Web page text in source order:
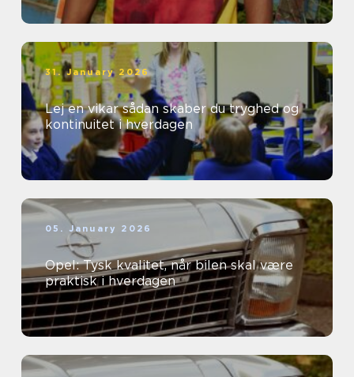
31. January 2026
Lej en vikar sådan skaber du tryghed og
kontinuitet i hverdagen
05. January 2026
Opel: Tysk kvalitet, når bilen skal være
praktisk i hverdagen